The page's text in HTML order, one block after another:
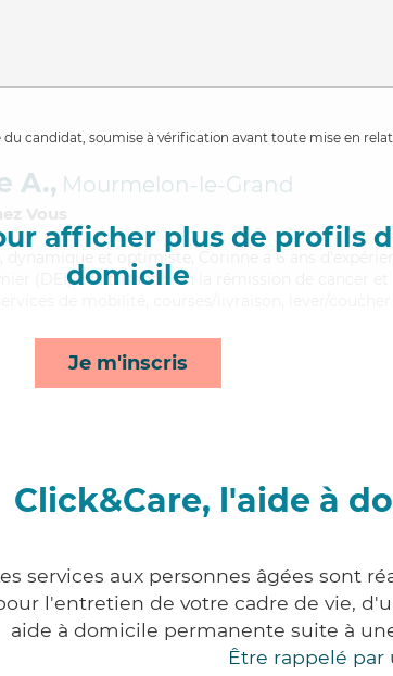
candidat, soumise à vérification avant toute mise en
afficher plus de profils
domicile
Je m'inscris
A., Mourmelon-le-Grand
Vous
, dynamique et optimiste, Corinne a 6 ans
(DEI). Maitrisant bien la rémission de cancer et
Click&Care, l'aide à
services aux personnes âgées sont
l'entretien de votre cadre de vie,
aide à domicile permanente suite à
Être rappelé par